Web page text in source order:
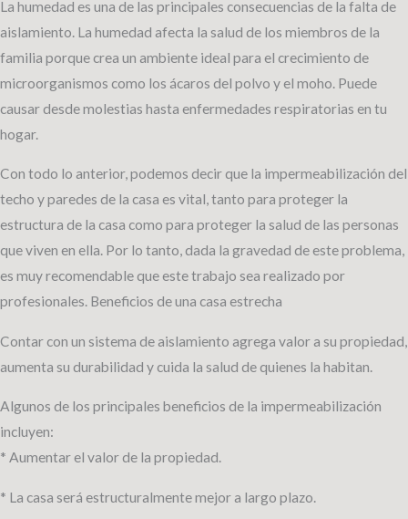
La humedad es una de las principales consecuencias de la falta de
aislamiento. La humedad afecta la salud de los miembros de la
familia porque crea un ambiente ideal para el crecimiento de
microorganismos como los ácaros del polvo y el moho. Puede
causar desde molestias hasta enfermedades respiratorias en tu
hogar.
Con todo lo anterior, podemos decir que la impermeabilización del
techo y paredes de la casa es vital, tanto para proteger la
estructura de la casa como para proteger la salud de las personas
que viven en ella. Por lo tanto, dada la gravedad de este problema,
es muy recomendable que este trabajo sea realizado por
profesionales. Beneficios de una casa estrecha
Contar con un sistema de aislamiento agrega valor a su propiedad,
aumenta su durabilidad y cuida la salud de quienes la habitan.
Algunos de los principales beneficios de la impermeabilización
incluyen:
* Aumentar el valor de la propiedad.
* La casa será estructuralmente mejor a largo plazo.